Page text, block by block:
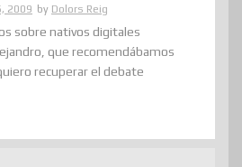
2009 by Dolors Reig
sobre nativos digitales
que recomendábamos
recuperar el debate